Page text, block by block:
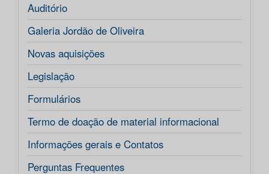
Auditório
Galeria Jordão de Oliveira
Novas aquisições
Legislação
Formulários
Termo de doação de material informacional
Informações gerais e Contatos
Perguntas Frequentes